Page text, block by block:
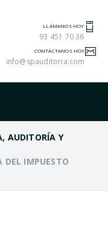
LLÁMANOS HOY
93 451 70 36
CONTÁCTANOS HOY
info@spauditoria.com
AUDITORÍA Y
DEL IMPUESTO